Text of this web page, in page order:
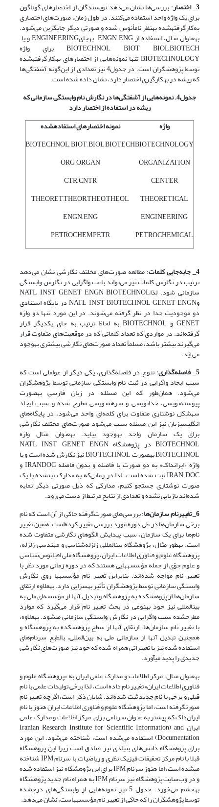
3_ اختصار : بررسی‌ها نشان می‌دهد نویسندگان از اختصارهای گوناگون
برای یک واژه واحد استفاده می‌کنند. در طول زمان، صورت‌های اختصاری
به‌کارگرفته‫شده به‫نظر نامأنوس شده و صورتی دیگر جایگزین می‌شود.
به‫عنوان مثال، استفاده از ENGN, ENG به‫جایENGINEERING و یا
BIOTECHNOL, BIOT, BIOL,BIOTECH برای واژه
BIOTECHNOLOGY تنها نمونه‌هایی از اختصارهای به‫کارگرفته‫شده
توسط پژوهشگران است. در جدول4 نیز تعدادی از این‌گونه آشفتگی‌ها
که ریشه در به‫کارگیری اختصار دارد، نشان داده شده است.
جدول4. نمونه
هایی از آشفتگیها در نگارش نام وابستگی سازمانی که
ریشه در استفاده از اختصار دارد
واژه
نمونه اختصارهای استفاده‫شده
BIOTECHNOLOGY
BIOTECHNOL, BIOT, BIOL,BIOTECH
ORGANIZATION
ORG, ORGAN
CENTER
CTR, CNTR
THEORETICAL
THEORET,THEOR,THEO,THEOL
ENGINEERING
ENGN, ENG
PETROCHEMICAL
PETROCHEM,PETR
4_ جابه جایی کلمات: مطالعه صورت‌های مخلتف نگارشی نشان می‌دهد
ترتیب در نگارش کلمات نیز می‌تواند باعث واگرایی در نگارش وابستگی
سازمانی شود. لذاNATL INST GENET ENGN BIOTECHNOL
وNATL INST BIOTECHNOL GENET ENGN در پایگاه استنادی
دو موجودیت جدا در نظر گرفته می‌شوند. در این مورد تنها دو واژه
GENET و BIOTECHNOL به لحاظ ترتیب به جای یکدیگر قرار
گرفته‌اند. در مواردی که تعداد کلماتی که در موقعیت‌های متفاوت قرار
می‌گیرند بیشتر باشد، مسلماً تعداد صورت‌های نگارشی بیشتری به‫وجود
می‌آید.
5_ فاصله
گذاری: تنوع در فاصله‌گذاری، یکی دیگر از عواملی است که
سبب ایجاد واگرایی در ثبت نام وابستگی سازمانی توسط پژوهشگران
می‌شود. همان‌طور که این مسئله در زبان‫ فارسی به‫صورت
پیوسته‌نویسی، جدانویسی و سرهم‫نویسی مطرح شده و سبب ایجاد
سه‫شکل نوشتاری متفاوت برای کلمه‌ای واحد می‌شود، در پایگاه‌های
انگلیسی‫زبان نیز این مسئله سبب می‌شود صورت‌های مختلف نگارشی
برای یک سازمان واحد به‫وجود بیاید. به‫عنوان مثال واژه
BIOTECHNOL در پژوهشگاه NATL INST GENET ENGN
BIOTECHNOL به‫صورت BIO TECHNOL نیز نگارش شده است و یا
واژه «ایران‫داک» به دو صورت با فاصله و بدون فاصله IRANDOC و
IRAN DOC ثبت شده است. لذا در زمانی‌که به مدارک ثبت‫شده با یک
صورت نوشتاری جستجو کنیم، مدارکی که ذیل صورتی دیگر نمایه
شده‌اند بازیابی نشده و تعدادی از نتایج مرتبط از دست می‌رود.
6_ تغییرنام سازمان
ها : بررسی‌های صورت‫‌گرفته حاکی از آن است که نام
برخی سازمان‌ها در طی دوره مورد بررسی تغییر کرده‌است. همین تغییر
نام‌ها برای یک سازمان، سبب پیدایش الگوهای نگارشی متفاوت شده
است. به‫طور مثال، پژوهشگاه بین‫المللی زلزله‌شناسی و مهندسی زلزله،
پژوهشگاه علوم و فناوری اطلاعات ایران، پژوهشگاه ملی اقیانوس‌شناسی
و علوم جوّی از جمله مؤسسه‫هایی هستند که در دوره زمانی مورد نظر با
تغییر نام مواجه شده‌اند. بنابراین تغییر نام مؤسسه‫ها روی نگارش
وابستگی سازمانی توسط پژوهشگران تأثیر به‫سزایی دارد. به‫علاوه ارتقای
سازمان‌ها از پژوهشکده به پژوهشگاه و تبدیل آنها از مؤسسه‌ای ملی به
بین‫المللی نیز خود به‫نوعی در بحث تغییر نام قرار می‌گیرد که موارد
مطرح‫شده سبب واگرایی در نگارش وابستگی سازمانی می‫شود. به‫علاوه،
با تغییر نام سازمان‌ها، ارتقای آنها از سطح پژوهشکده به پژوهشگاه و
همچنین تبدیل آنها از سازمانی ملی به بین‌المللی، بالطبع سرنام‌های
استفاده شده نیز با تغییراتی همراه شده که خود نیز صورت‌های نگارشی
جدیدی را پدید می‫آورد.
به‫عنوان مثال، مرکز اطلاعات و مدارک علمی ایران به «پژوهشگاه علوم و
فناوری اطلاعات ایران» تغییر نام داده است، لذا برخی تولیدات علمی با نام
قبلی و برخی با نام جدید ثبت شده‌اند. شایان ذکر است، اگرچه تغییر نام
صورت‫گرفته است، اما پژوهشگاه علوم و فناوری اطلاعات ایران هنوز با نام
ایران‌داک که پیشتر به عنوان سرنامی برای مرکز اطلاعات و مدارک علمی
ایران Iranian Research Institute for Scientific Information) and
Documentation) استفاده می‌شده است، شناخته می‌شود. این مورد
برای پژوهشگاه دانش‌های بنیادی نیز صادق است زیرا این پژوهشگاه
قبلا با نام مرکز تحقیقات فیزیک نظری و ریاضیات با سرنام IPM شناخته
می‫شده است، اما هنوز سرنام IPM برای این پژوهشگاه نیز استفاده شده
و در وب‌سایت پژوهشگاه نیز سرنام IPM به همراه نام جدید پژوهشگاه
به‫چشم می‌خورد. جدول 5 نیز نمونه‌هایی از وابستگی‌های درج‫شده
توسط پژوهشگران را که حاکی از تغییر نام مؤسسه‫هاست، نشان می‌دهد.